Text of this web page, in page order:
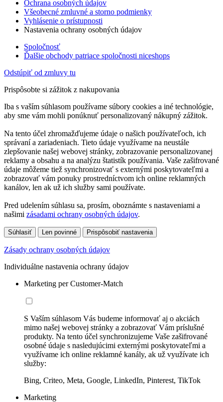
Ochrana osobných údajov
Všeobecné zmluvné a storno podmienky
Vyhlásenie o prístupnosti
Nastavenia ochrany osobných údajov
Spoločnosť
Ďalšie obchody patriace spoločnosti niceshops
Odstúpiť od zmluvy tu
Prispôsobte si zážitok z nakupovania
Iba s vaším súhlasom používame súbory cookies a iné technológie,
aby sme vám mohli ponúknuť personalizovaný nákupný zážitok.
Na tento účel zhromažďujeme údaje o našich používateľoch, ich
správaní a zariadeniach. Tieto údaje využívame na neustále
zlepšovanie našej webovej stránky, zobrazovanie personalizovanej
reklamy a obsahu a na analýzu štatistík používania. Vaše zašifrované
údaje môžeme tiež synchronizovať s externými poskytovateľmi a
zobrazovať vám ponuky prostredníctvom ich online reklamných
kanálov, len ak už ich služby sami používate.
Pred udelením súhlasu sa, prosím, oboznámte s nastaveniami a
našimi zásadami ochrany osobných údajov.
Súhlasiť Len povinné Prispôsobiť nastavenia
Zásady ochrany osobných údajov
Individuálne nastavenia ochrany údajov
Marketing per Customer-Match
S Vaším súhlasom Vás budeme informovať aj o akciách
mimo našej webovej stránky a zobrazovať Vám príslušné
produkty. Na tento účel synchronizujeme Vaše zašifrované
osobné údaje s nasledujúcimi externými poskytovateľmi a
využívame ich online reklamné kanály, ak už využívate ich
služby:
Bing, Criteo, Meta, Google, LinkedIn, Pinterest, TikTok
Marketing